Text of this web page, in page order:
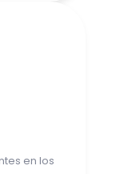
en los